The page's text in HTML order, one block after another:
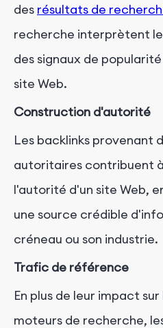
des résultats de
recherche interprètent
des signaux de
site Web.
Construction d'autorité
Les backlinks provenant
autoritaires contribuent
l'autorité d'un site Web,
une source crédible
créneau ou son industrie.
Trafic de référence
En plus de leur impact
moteurs de recherche,